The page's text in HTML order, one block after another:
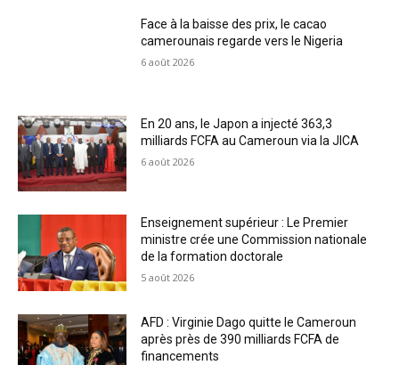
Face à la baisse des prix, le cacao
camerounais regarde vers le Nigeria
6 août 2026
En 20 ans, le Japon a injecté 363,3
milliards FCFA au Cameroun via la JICA
6 août 2026
Enseignement supérieur : Le Premier
ministre crée une Commission nationale
de la formation doctorale
5 août 2026
AFD : Virginie Dago quitte le Cameroun
après près de 390 milliards FCFA de
financements